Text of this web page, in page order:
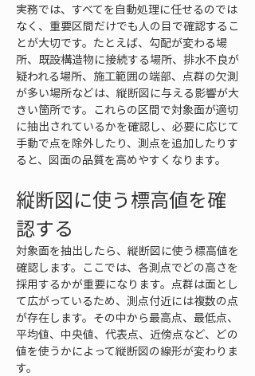
実務では、すべてを自動処理に任せるのでは
なく、重要区間だけでも人の目で確認するこ
とが大切です。たとえば、勾配が変わる場
所、既設構造物に接続する場所、排水不良が
疑われる場所、施工範囲の端部、点群の欠測
が多い場所などは、縦断図に与える影響が大
きい箇所です。これらの区間で対象面が適切
に抽出されているかを確認し、必要に応じて
手動で点を除外したり、測点を追加したりす
ると、図面の品質を高めやすくなります。
縦断図に使う標高値を確
認する
対象面を抽出したら、縦断図に使う標高値を
確認します。ここでは、各測点でどの高さを
採用するかが重要になります。点群は面とし
て広がっているため、測点付近には複数の点
が存在します。その中から最高点、最低点、
平均値、中央値、代表点、近傍点など、どの
値を使うかによって縦断図の線形が変わりま
す。